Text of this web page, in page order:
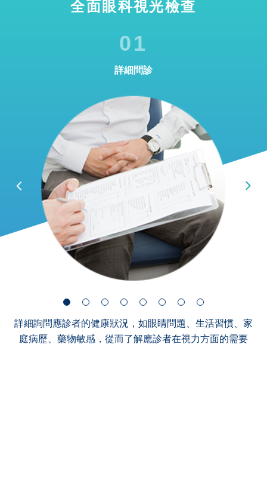
全面眼科視光檢查
01
詳細問診
詳細詢問應診者的健康狀況，如眼睛問題、生活習慣、家
庭病歷、藥物敏感，從而了解應診者在視力方面的需要